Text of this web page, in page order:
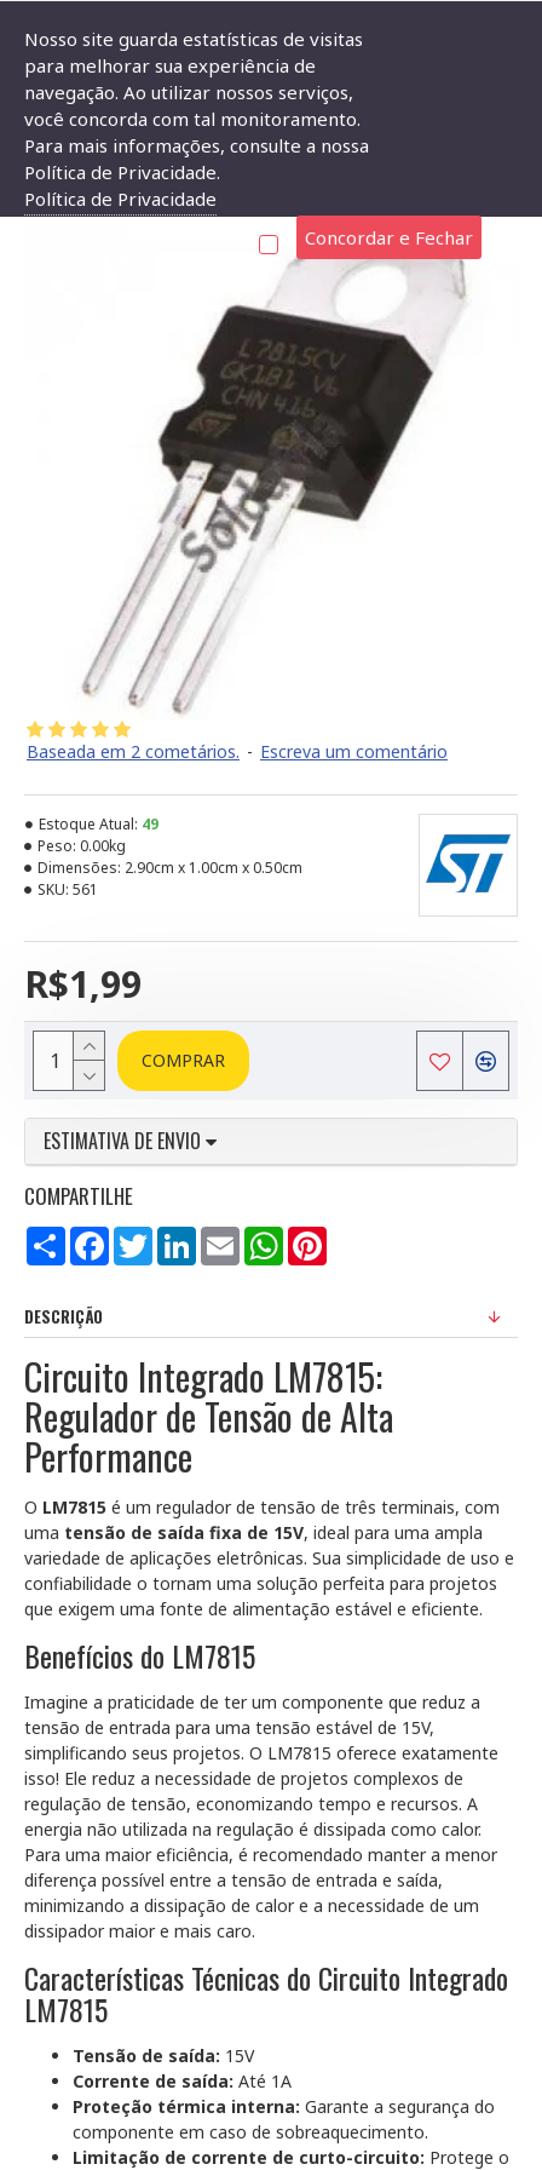
Circuito Integrado LM7815
CIRCUITO INTEGRADO LM7815
Baseada em 2 cometários. - Escreva um comentário
R$1,99
Estoque Atual: 49
Peso: 0.00kg
Dimensões: 2.90cm x 1.00cm x 0.50cm
SKU: 561
COMPRAR
ESTIMATIVA DE ENVIO
COMPARTILHE
Compartilhar
FacebookTwitterLinkedInEmail WhatsApp
DESCRIÇÃO
Circuito Integrado LM7815:
Regulador de Tensão de Alta
Performance
O LM7815 é um regulador de tensão de três terminais, com
uma tensão de saída fixa de 15V, ideal para uma ampla
variedade de aplicações eletrônicas. Sua simplicidade de uso e
confiabilidade o tornam uma solução perfeita para projetos
que exigem uma fonte de alimentação estável e eficiente.
Benefícios do LM7815
Imagine a praticidade de ter um componente que reduz a
tensão de entrada para uma tensão estável de 15V,
simplificando seus projetos. O LM7815 oferece exatamente
isso! Ele reduz a necessidade de projetos complexos de
regulação de tensão, economizando tempo e recursos. A
energia não utilizada na regulação é dissipada como calor.
Para uma maior eficiência, é recomendado manter a menor
diferença possível entre a tensão de entrada e saída,
minimizando a dissipação de calor e a necessidade de um
dissipador maior e mais caro.
Características Técnicas do Circuito Integrado
LM7815
Tensão de saída: 15V
Corrente de saída: Até 1A
Proteção térmica interna: Garante a segurança do
componente em caso de sobreaquecimento.
Limitação de corrente de curto-circuito: Protege o
Nosso site guarda estatísticas de visitas
para melhorar sua experiência de
navegação. Ao utilizar nossos serviços,
você concorda com tal monitoramento.
Para mais informações, consulte a nossa
Política de Privacidade.
Política de Privacidade
Concordar e Fechar